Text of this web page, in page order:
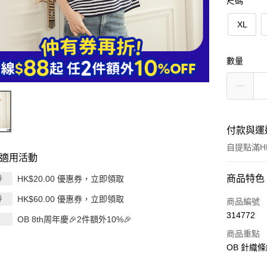
用活動
HK$20.00 優惠券，立即領取
HK$60.00 優惠券，立即領取
OB 8th周年慶🎉2件額外10%🎉
XL
數量
付款與運
自提點滿
付款方式
信用卡
AlipayHK
商品特色
商品編號
314772
商品重點
OB 針織